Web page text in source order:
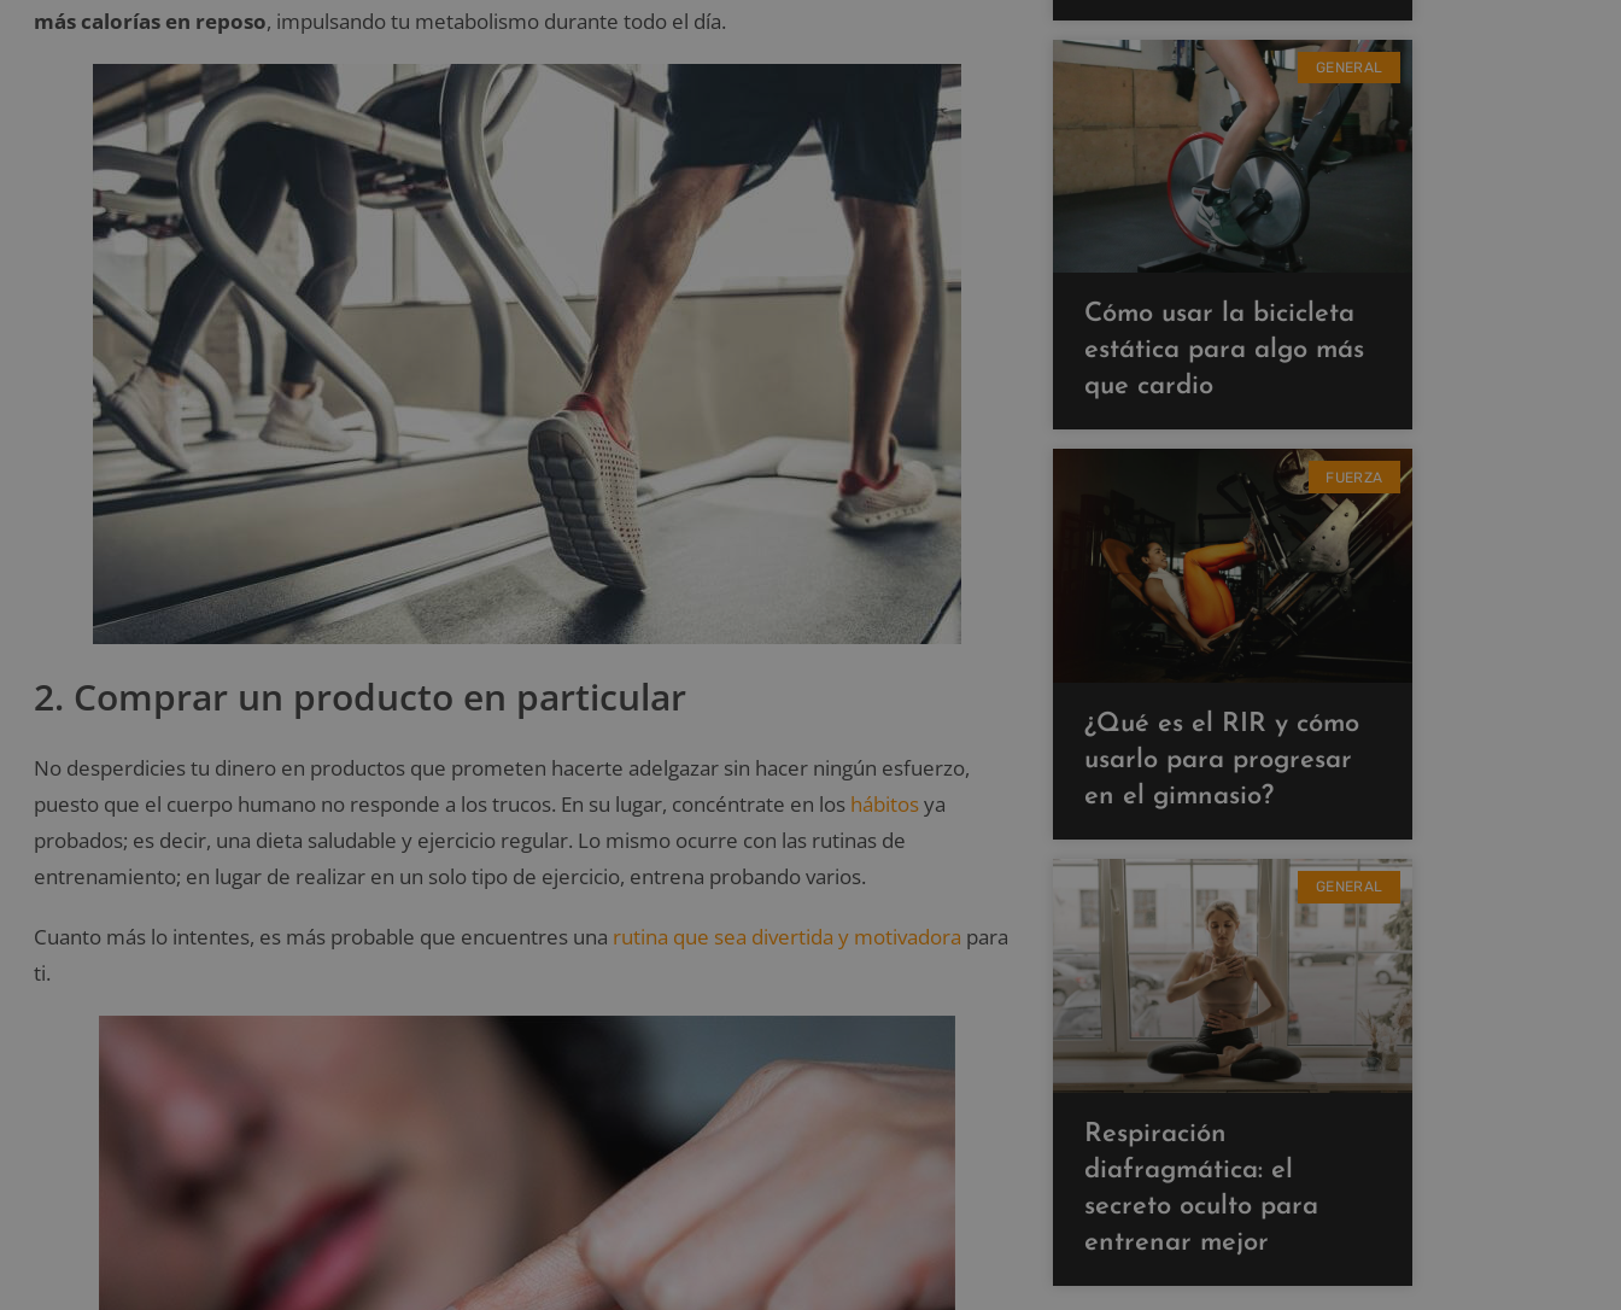
más calorías en reposo, impulsando tu metabolismo durante todo el día.
2. Comprar un producto en particular
No desperdicies tu dinero en productos que prometen hacerte adelgazar sin hacer ningún esfuerzo,
puesto que el cuerpo humano no responde a los trucos. En su lugar, concéntrate en los hábitosya
probados; es decir, una dieta saludable y ejercicio regular. Lo mismo ocurre con las rutinas de
entrenamiento; en lugar de realizar en un solo tipo de ejercicio, entrena probando varios.
Cuanto más lo intentes, es más probable que encuentres una rutina que sea divertida y motivadora para
ti.
GENERAL
Cómo usar la bicicleta
estática para algo más
que cardio
FUERZA
¿Qué es el RIR y cómo
usarlo para progresar
en el gimnasio?
GENERAL
Respiración
diafragmática: el
secreto oculto para
entrenar mejor